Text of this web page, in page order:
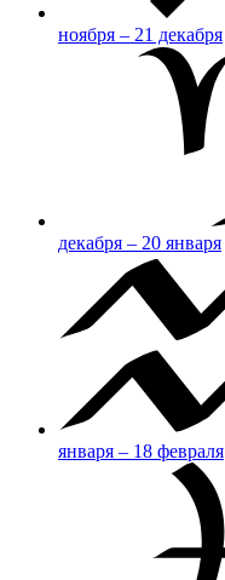
ноября – 21 декабря
декабря – 20 января
января – 18 февраля